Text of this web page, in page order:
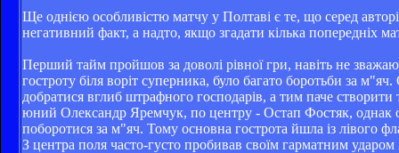
Ще однією особливістю матчу у Полтаві є те, що серед
негативний факт, а надто, якщо згадати кілька попередніх
Перший тайм пройшов за доволі рівної гри, навіть не
гостроту біля воріт суперника, було багато боротьби за
добратися вглиб штрафного господарів, а тим паче
юний Олександр Яремчук, по центру - Остап Фостяк, однак
поборотися за м"яч. Тому основна гострота йшла із лівого
З центра поля часто-густо пробивав своїм гарматним